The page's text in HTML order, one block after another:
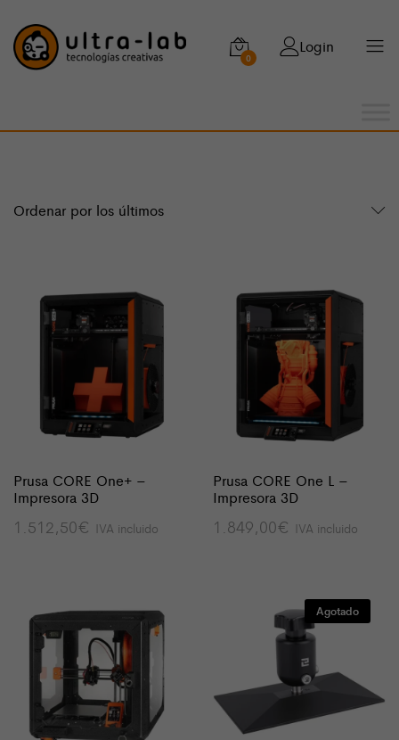
0
Login
Ordenar por los últimos
Prusa CORE One+ –
Impresora 3D
1.512,50€ IVA incluido
Prusa CORE One L –
Impresora 3D
1.849,00€ IVA incluido
Agotado